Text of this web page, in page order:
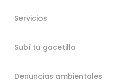
Servicios
Subí tu gacetilla
Denuncias ambientales